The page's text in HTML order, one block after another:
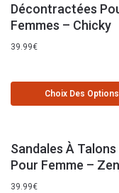
Décontractées
Femmes – Chicky
39.99€
Choix Des Options
Sandales À Talons
Pour Femme –
39.99€